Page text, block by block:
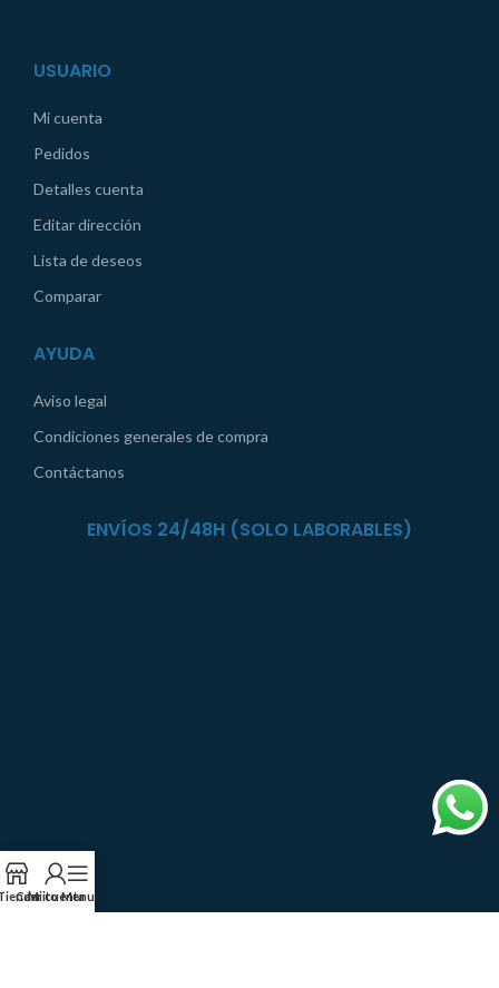
USUARIO
Mi cuenta
Pedidos
Detalles cuenta
Editar dirección
Lista de deseos
Comparar
AYUDA
Aviso legal
Condiciones generales de compra
Contáctanos
ENVÍOS 24/48H (SOLO LABORABLES)
Carrito
Mi cuenta
Menu